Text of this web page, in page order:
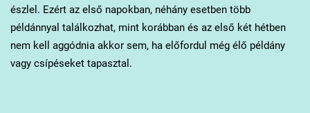
észlel. Ezért az első napokban, néhány esetben több
példánnyal találkozhat, mint korábban és az első két hétben
nem kell aggódnia akkor sem, ha előfordul még élő példány
vagy csípéseket tapasztal.